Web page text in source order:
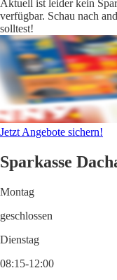
Aktuell ist leider kein
verfügbar. Schau nach
solltest!
Jetzt Angebote sichern!
Sparkasse
Montag
geschlossen
Dienstag
08:15-12:00